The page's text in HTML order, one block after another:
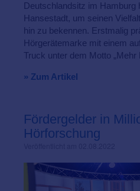
Deutschlandsitz im Hamburg
Hansestadt, um seinen
hin zu bekennen. Erstmalig
Hörgerätemarke mit einem
Truck unter dem Motto „Mehr
» Zum Artikel
Fördergelder in
Hörforschung